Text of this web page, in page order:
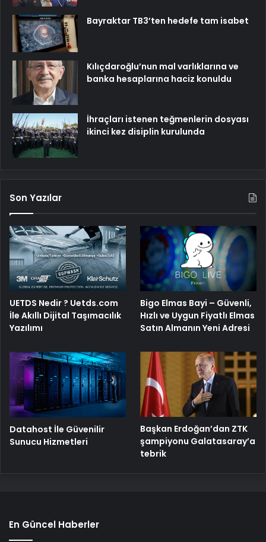
Bayraktar TB3’ten hedefe tam isabet
Kılıçdaroğlu’nun mal varlıklarına ve
banka hesaplarına haciz konuldu
İhraçları istenen teğmenlerin dosyası
ikinci kez disiplin kurulunda
Son Yazılar
UETDS Nedir ? Uetds.com
İle Akıllı Dijital Taşımacılık
Yazılımı
Bigo Elmas Bayi – Güvenli,
Hızlı ve Uygun Fiyatlı Elmas
Satın Almanın Yeni Adresi
Datahost İle Güvenilir
Sunucu Hizmetleri
Başkan Erdoğan’dan ZTK
şampiyonu Galatasaray’a
tebrik
En Güncel Haberler